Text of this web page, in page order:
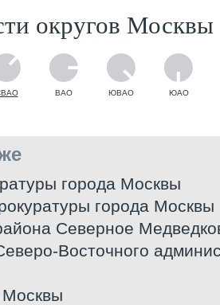
округов Москвы
ВАО ЮВАО ЮАО
города Москвы
города Москвы
Северное
Восточного
Москвы